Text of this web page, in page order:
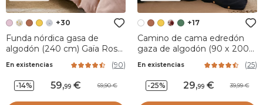
+30
Funda nórdica gasa de
algodón (240 cm) Gaïa Rosa
En existencias (90)
-14% 59,99 69,90
+17
Camino de cama edredón
gaza de algodón (90 x 200
En existencias (25)
-25% 29,99 39,99